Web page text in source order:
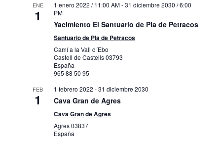
ENE
1
1 enero 2022 / 11:00 AM-31 diciembre 2030 / 6:00
PM
Yacimiento El Santuario de Pla de Petracos
Santuario de Pla de Petracos
Camí a la Vall d´Ebo
Castell de Castells03793
España
965 88 50 95
FEB
1
1 febrero 2022 -31 diciembre 2030
Cava Gran de Agres
Cava Gran de Agres
Agres03837
España